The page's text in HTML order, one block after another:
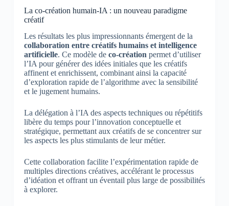
La co-création humain-IA : un nouveau paradigme
créatif
Les résultats les plus impressionnants émergent de la
collaboration entre créatifs humains et intelligence
artificielle. Ce modèle de co-création permet d’utiliser
l’IA pour générer des idées initiales que les créatifs
affinent et enrichissent, combinant ainsi la capacité
d’exploration rapide de l’algorithme avec la sensibilité
et le jugement humains.
La délégation à l’IA des aspects techniques ou répétitifs
libère du temps pour l’innovation conceptuelle et
stratégique, permettant aux créatifs de se concentrer sur
les aspects les plus stimulants de leur métier.
Cette collaboration facilite l’expérimentation rapide de
multiples directions créatives, accélérant le processus
d’idéation et offrant un éventail plus large de possibilités
à explorer.